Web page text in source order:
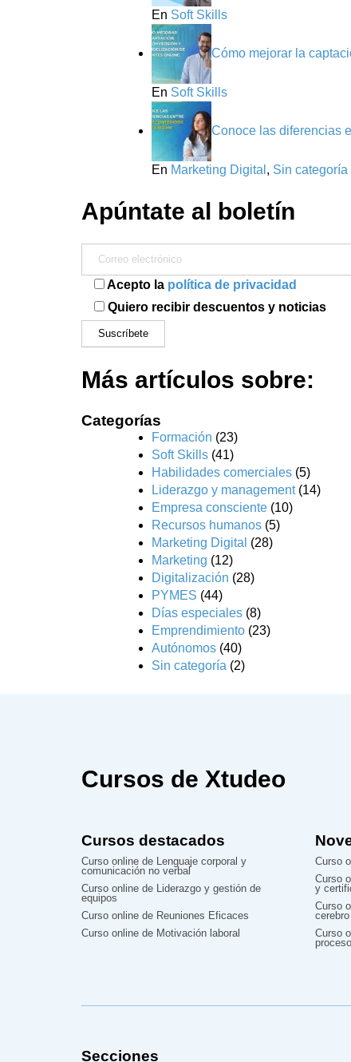
En Soft Skills
Cómo mejorar la
En Soft Skills
Conoce las diferencias
En Marketing Digital , Sin categoría
Apúntate al boletín
Acepto la política de privacidad
Quiero recibir descuentos y noticias
Más artículos sobre:
Categorías
Formación (23)
Soft Skills (41)
Habilidades comerciales (5)
Liderazgo y management(14)
Empresa consciente (10)
Recursos humanos (5)
Marketing Digital (28)
Marketing (12)
Digitalización (28)
PYMES (44)
Días especiales (8)
Emprendimiento (23)
Autónomos (40)
Sin categoría (2)
Cursos de Xtudeo
Cursos destacados
Curso online de Lenguaje corporal y
comunicación no verbal
Curso online de Liderazgo y gestión de
equipos
Curso online de Reuniones Eficaces
Curso online de Motivación laboral
Curso
Curso
y
Curso
Curso
Secciones